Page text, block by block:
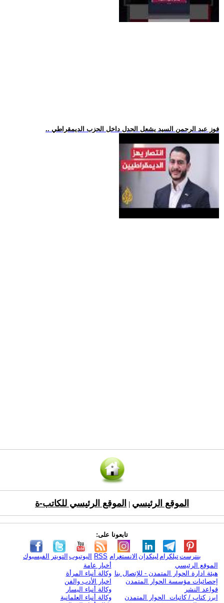
.. فوز عبد الرحمن السيد يشعل الجدل داخل الحزب الديمقراطي
الموقع الرئيسي الموقع الرئيسي للكاتب-ة
تابعونا على:
الفيسبوك التويتر اليوتيوب RSS الانستغرام لينكدإن تيلكرامبنترست
الموقع الرئيسي
هيئة ادارة الحوار المتمدن - للإتصال بنا
إحصائيات مؤسسة الحوار المتمدن
قواعد النشر
ابرز كتاب / كاتبات الحوار المتمدن
أخبار عامة
وكالة أنباء المرأة
اخبار الأدب والفن
وكالة أنباء اليسار
وكالة أنباء العلمانية